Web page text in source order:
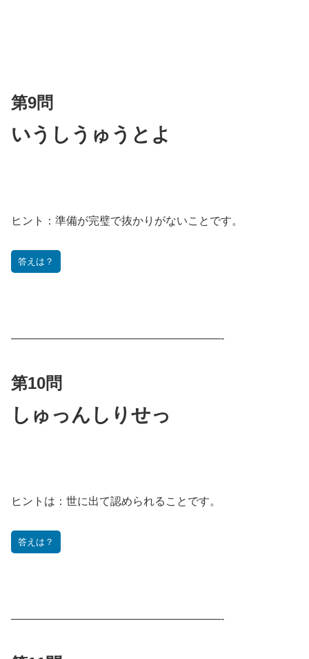
第9問
いうしうゅうとよ
ヒント： 準備が完璧で抜かりがないことです。
答えは？
———————————————————-
第10問
しゅっんしりせっ
ヒントは： 世に出て認められることです。
答えは？
———————————————————-